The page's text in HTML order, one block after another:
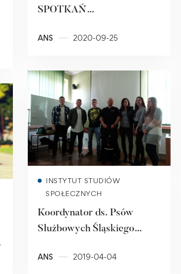
SPOTKAŃ
STUDENTÓW 1. ROKU W
2020/2021 (nabór 1 i 2)
ANS
2020-09-25
Read more
INSTYTUT STUDIÓW
SPOŁECZNYCH
Koordynator ds. Psów
Służbowych Śląskiego
w Katowicach w PWSZ w
ANS 2019-04-04